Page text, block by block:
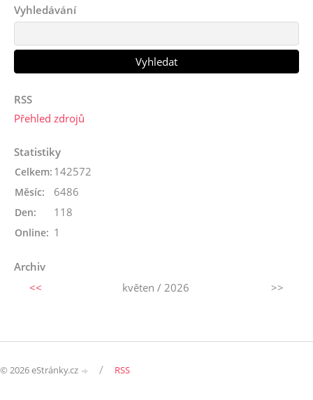
Vyhledávání
RSS
Přehled zdrojů
Statistiky
Online: 1
Celkem: 142572
Měsíc: 6486
Den: 118
Archiv
<<
květen / 2026 >>
© 2026 eStránky.cz / RSS